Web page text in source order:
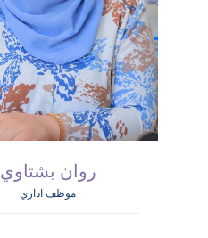
روان بشتاوي
موظف اداري